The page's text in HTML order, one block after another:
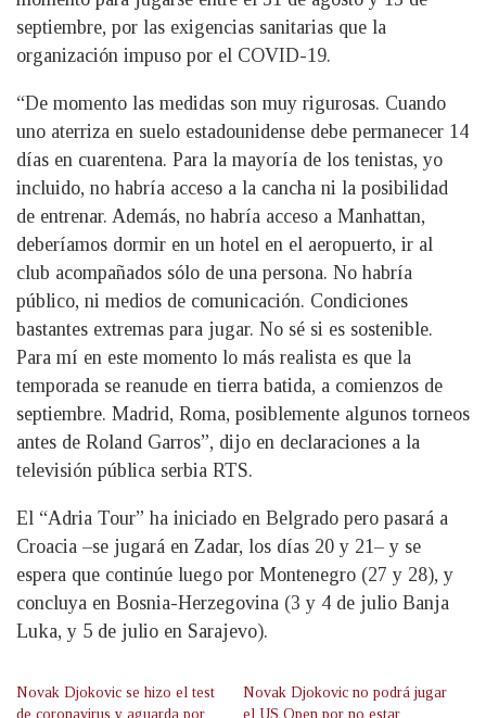
septiembre, por las exigencias sanitarias que la
organización impuso por el COVID-19.
“De momento las medidas son muy rigurosas. Cuando
uno aterriza en suelo estadounidense debe permanecer 14
días en cuarentena. Para la mayoría de los tenistas, yo
incluido, no habría acceso a la cancha ni la posibilidad
de entrenar. Además, no habría acceso a Manhattan,
deberíamos dormir en un hotel en el aeropuerto, ir al
club acompañados sólo de una persona. No habría
público, ni medios de comunicación. Condiciones
bastantes extremas para jugar. No sé si es sostenible.
Para mí en este momento lo más realista es que la
temporada se reanude en tierra batida, a comienzos de
septiembre. Madrid, Roma, posiblemente algunos torneos
antes de Roland Garros”, dijo en declaraciones a la
televisión pública serbia RTS.
El “Adria Tour” ha iniciado en Belgrado pero pasará a
Croacia –se jugará en Zadar, los días 20 y 21– y se
espera que continúe luego por Montenegro (27 y 28), y
concluya en Bosnia-Herzegovina (3 y 4 de julio Banja
Luka, y 5 de julio en Sarajevo).
Novak Djokovic se hizo el test
de coronavirus y aguarda por
Novak Djokovic no podrá jugar
el US Open por no estar